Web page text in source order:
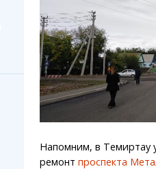
Напомним, в Темиртау
ремонт проспекта